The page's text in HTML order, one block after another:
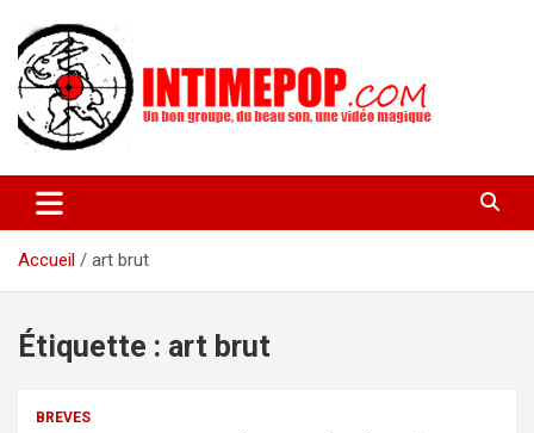
contenu
intimepop.com
actuelles pop rock, post-rock, indé sur Lyon. rock pop concert
lyon
Accueil
art brut
Étiquette : art brut
BREVES